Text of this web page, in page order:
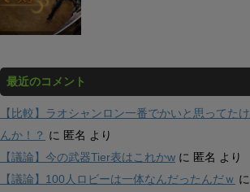
最近のコメント
【比較】ラオシャンロン一番でかいと思ってた
んか！？ に 匿名 より
【議論】今の武器Tier表はこれかw に 匿名 より
【議論】100人ロビーは一体なんだったんだｗ に